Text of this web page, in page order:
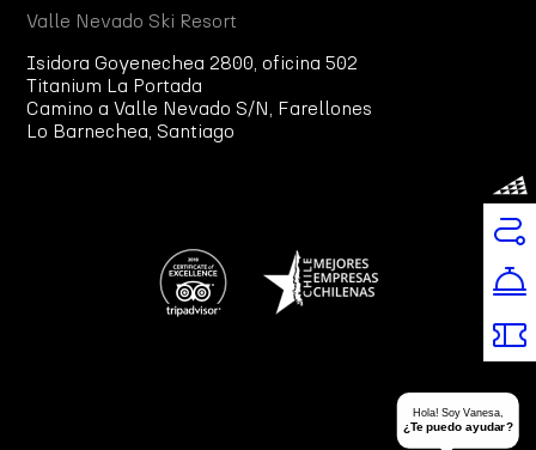
Hola! Soy Vanesa,
¿Te puedo ayudar?
Valle Nevado Ski Resort
Isidora Goyenechea 2800, oficina 502
Titanium La Portada
Camino a Valle Nevado S/N, Farellones
Lo Barnechea, Santiago